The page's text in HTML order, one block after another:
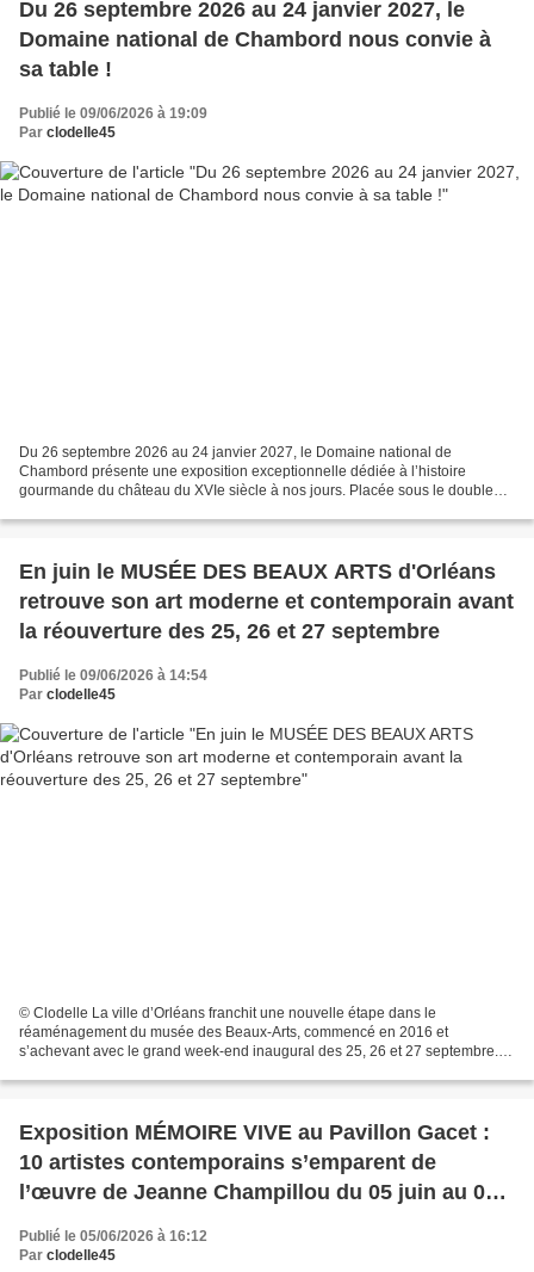
Du 26 septembre 2026 au 24 janvier 2027, le
Domaine national de Chambord nous convie à
sa table !
Publié le 09/06/2026 à 19:09
Par clodelle45
Du 26 septembre 2026 au 24 janvier 2027, le Domaine national de
Chambord présente une exposition exceptionnelle dédiée à l’histoire
gourmande du château du XVIe siècle à nos jours. Placée sous le double
En juin le MUSÉE DES BEAUX ARTS d'Orléans
retrouve son art moderne et contemporain avant
la réouverture des 25, 26 et 27 septembre
Publié le 09/06/2026 à 14:54
Par clodelle45
© Clodelle La ville d’Orléans franchit une nouvelle étape dans le
réaménagement du musée des Beaux-Arts, commencé en 2016 et
s’achevant avec le grand week-end inaugural des 25, 26 et 27 septembre.
Exposition MÉMOIRE VIVE au Pavillon Gacet :
10 artistes contemporains s’emparent de
l’œuvre de Jeanne Champillou du 05 juin au 05
juillet 2026
Publié le 05/06/2026 à 16:12
Par clodelle45